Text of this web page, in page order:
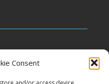
Consent